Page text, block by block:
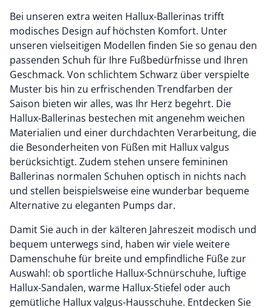
Bei unseren extra weiten Hallux-Ballerinas trifft
modisches Design auf höchsten Komfort. Unter
unseren vielseitigen Modellen finden Sie so genau den
passenden Schuh für Ihre Fußbedürfnisse und Ihren
Geschmack. Von schlichtem Schwarz über verspielte
Muster bis hin zu erfrischenden Trendfarben der
Saison bieten wir alles, was Ihr Herz begehrt. Die
Hallux-Ballerinas bestechen mit angenehm weichen
Materialien und einer durchdachten Verarbeitung, die
die Besonderheiten von Füßen mit Hallux valgus
berücksichtigt. Zudem stehen unsere femininen
Ballerinas normalen Schuhen optisch in nichts nach
und stellen beispielsweise eine wunderbar bequeme
Alternative zu eleganten Pumps dar.
Damit Sie auch in der kälteren Jahreszeit modisch und
bequem unterwegs sind, haben wir viele weitere
Damenschuhe für breite und empfindliche Füße zur
Auswahl: ob sportliche Hallux-Schnürschuhe, luftige
Hallux-Sandalen, warme Hallux-Stiefel oder auch
gemütliche Hallux valgus-Hausschuhe. Entdecken Sie